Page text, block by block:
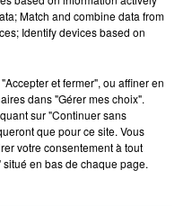
: UNE FEMME ET
ET LA...
le feu après avoir
bébé de trois mois
Match and combine data from
Identify devices based on
et fermer", ou affiner en
dans "Gérer mes choix".
sur "Continuer sans
que pour ce site. Vous
votre consentement à tout
en bas de chaque page.